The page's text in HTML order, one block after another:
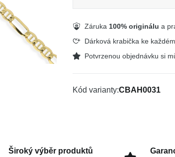
Záruka 100% originálu a
Dárková krabička ke
Potvrzenou objednávku si
Kód varianty CBAH0031
Široký výběr produktů